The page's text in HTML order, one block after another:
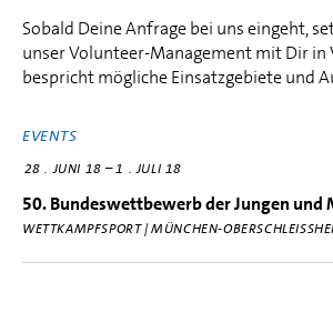
Sobald Deine Anfrage bei uns eingeht,
unser Volunteer-Management mit Dir in
bespricht mögliche Einsatzgebiete und
EVENTS
28 JUNI 18 –1 JULI 18
50. Bundeswettbewerb der Jungen und
WETTKAMPFSPORT | MÜNCHEN-